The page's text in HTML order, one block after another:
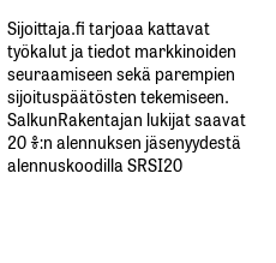
Sijoittaja.fi tarjoaa kattavat
työkalut ja tiedot markkinoiden
seuraamiseen sekä parempien
sijoituspäätösten tekemiseen.
SalkunRakentajan lukijat saavat
20 %:n alennuksen jäsenyydestä
alennuskoodilla SRSI20